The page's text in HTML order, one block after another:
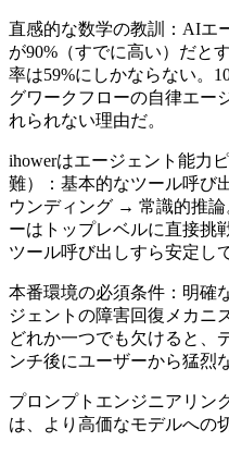
直感的な数学の教訓：AIエ
が90%（すでに高い）だと
率は59%にしかならない。
グワークフローの自律エー
れられない理由だ。
ihowerはエージェント能力
難）：基本的なツール呼
ウンディング → 常識的推
ーはトップレベルに直接挑
ツール呼び出しすら安定し
本番環境の必須条件：明確
ジェントの障害回復メカニ
どれか一つでも欠けると、
ンチ後にユーザーから猛烈
プロンプトエンジニアリン
は、より高価なモデルへの